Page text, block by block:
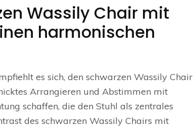
Wassily Chair mit
harmonischen
es sich, den schwarzen Wassily Chair
Arrangieren und Abstimmen mit
schaffen, die den Stuhl als zentrales
des schwarzen Wassily Chairs mit